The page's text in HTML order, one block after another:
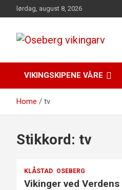
to
lørdag, august 8, 2026
Oseberg
VIKINGSKIPENE VÅRE
Home tv
Stikkord: tv
KLÅSTAD OSEBERG
Vikinger ved Verdens